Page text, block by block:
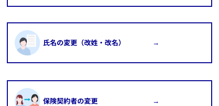
​氏名の変更（改姓・改名） →
​保険契約者の変更 →